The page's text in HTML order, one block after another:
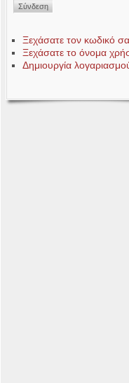
Ξεχάσατε τον κωδικό
Ξεχάσατε το όνομα
Δημιουργία